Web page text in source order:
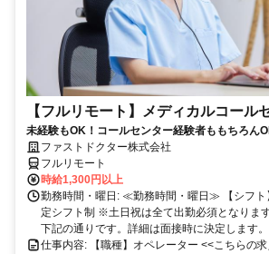
【フルリモート】メディカルコール
未経験もOK！コールセンター経験者ももちろん
ファストドクター株式会社
フルリモート
時給1,300円以上
勤務時間・曜日: ≪勤務時間・曜日≫ 【シフト
定シフト制 ※土日祝は全て出勤必須となります
下記の通りです。詳細は面接時に決定します
仕事内容: 【職種】オペレーター <<こちらの